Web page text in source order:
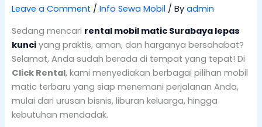
Leave a Comment / Info Sewa Mobil/ By admin
Sedang mencari rental mobil matic Surabaya lepas
kunciyang praktis, aman, dan harganya bersahabat?
Selamat, Anda sudah berada di tempat yang tepat! Di
Click Rental, kami menyediakan berbagai pilihan mobil
matic terbaru yang siap menemani perjalanan Anda,
mulai dari urusan bisnis, liburan keluarga, hingga
kebutuhan mendadak.